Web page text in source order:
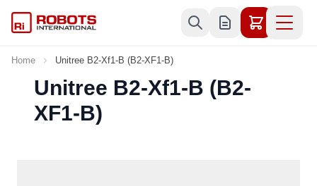
Home Unitree B2-Xf1-B (B2-XF1-B)
Unitree B2-Xf1-B (B2-
XF1-B)